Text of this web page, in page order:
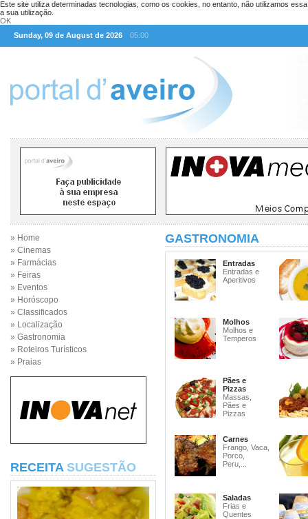
Este site utiliza determinadas tecnologias, como os cookies, no entanto, não utilizamos
a sua utilização.
OK
Sunday, 09 de August de 2026
05:00
» Home
» Cinemas
» Farmácias
» Feiras
» Eventos
» Horóscopo
» Classificados
» Localização
» Gastronomia
» Roteiros Turísticos
» Praias
RECEITA SUGESTÃO
GASTRONOMIA
Entradas
Entradas e
Aperitivos
Molhos
Molhos e
Temperos
Pães e
Pizzas
Massas,
Pães e
Pizzas
Carnes
Frango, Vaca,
Porco,
Peru,...
Saladas
Frias e
Quentes